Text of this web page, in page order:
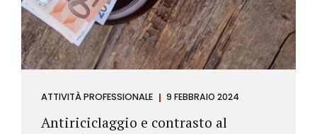
ATTIVITÀ PROFESSIONALE 9 FEBBRAIO 2024
Antiriciclaggio e contrasto al